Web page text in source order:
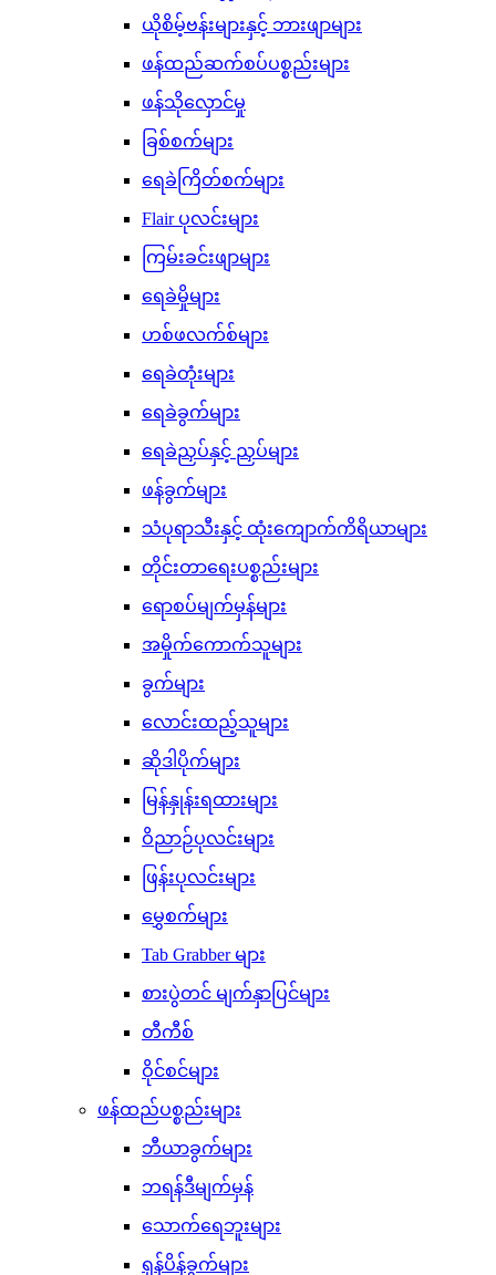
ယိုစိမ့်ဗန်းများနှင့် ဘားဖျာများ
ဖန်ထည်ဆက်စပ်ပစ္စည်းများ
ဖန်သိုလှောင်မှု
ခြစ်စက်များ
ရေခဲကြိတ်စက်များ
Flair ပုလင်းများ
ကြမ်းခင်းဖျာများ
ရေခဲမှိုများ
ဟစ်ဖလက်စ်များ
ရေခဲတုံးများ
ရေခဲခွက်များ
ရေခဲညှပ်နှင့် ညှပ်များ
ဖန်ခွက်များ
သံပုရာသီးနှင့် ထုံးကျောက်ကိရိယာများ
တိုင်းတာရေးပစ္စည်းများ
ရောစပ်မျက်မှန်များ
အမှိုက်ကောက်သူများ
ခွက်များ
လောင်းထည့်သူများ
ဆိုဒါပိုက်များ
မြန်နှုန်းရထားများ
ဝိညာဉ်ပုလင်းများ
ဖြန်းပုလင်းများ
မွှေစက်များ
Tab Grabber များ
စားပွဲတင် မျက်နှာပြင်များ
တီကီစ်
ဝိုင်စင်များ
ဖန်ထည်ပစ္စည်းများ
ဘီယာခွက်များ
ဘရန်ဒီမျက်မှန်
သောက်ရေဘူးများ
ရှန်ပိန်ခွက်များ